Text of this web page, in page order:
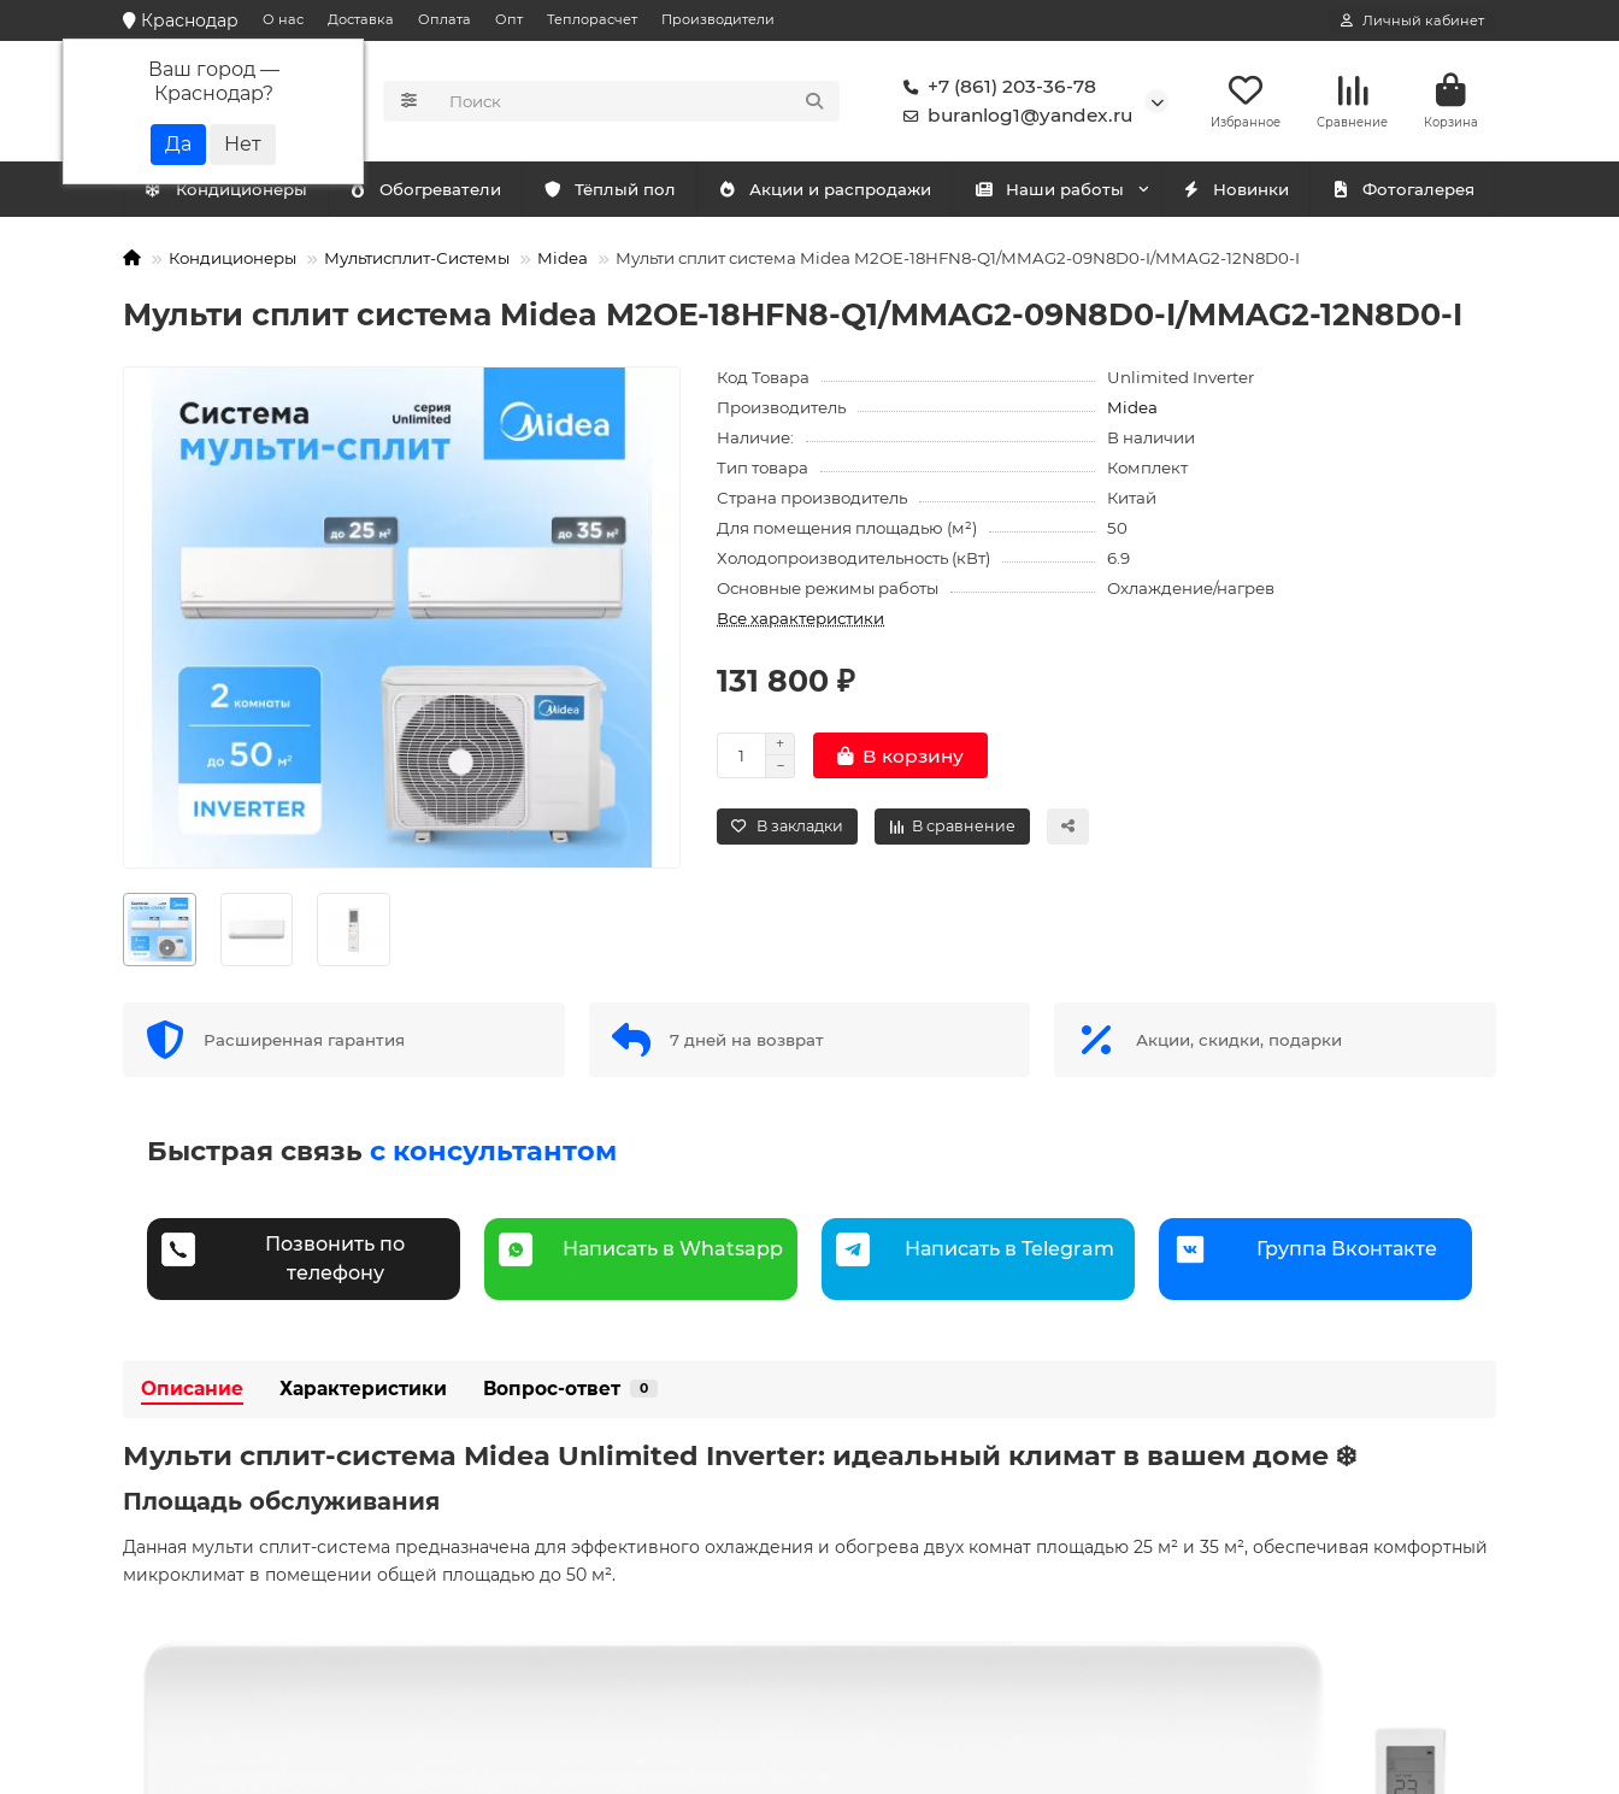
Краснодар
Ваш город —
Краснодар?
О нас Доставка Оплата Опт Теплорасчет Производители Личный кабинет
КАТАЛОГ
+7 (861) 203-36-78
buranlog1@yandex.ru
Избранное Сравнение Корзина
Кондиционеры Обогреватели Тёплый пол Акции и распродажи Наши работы Новинки Фотогалерея
Кондиционеры Мультисплит-Системы Midea Мульти сплит система Midea M2OE-18HFN8-Q1/MMAG2-09N8D0-I/MMAG2-12N8D0-I
Мульти сплит система Midea M2OE-18HFN8-Q1/MMAG2-09N8D0-I/MMAG2-12N8D0-I
Код Товара
Unlimited Inverter
Производитель
Midea
Наличие:
В наличии
Тип товара
Комплект
Страна производитель
Китай
Для помещения площадью (м²)
50
Холодопроизводительность (кВт)
6.9
Основные режимы работы
Охлаждение/нагрев
Все характеристики
131 800 ₽
В корзину
В закладки В сравнение
Расширенная гарантия 7 дней на возврат Акции, скидки, подарки
Быстрая связь с консультантом
Позвонить по
телефону
Написать в Whatsapp Написать в Telegram Группа Вконтакте
Описание Характеристики Вопрос-ответ 0
Мульти сплит-система Midea Unlimited Inverter: идеальный климат в вашем доме ️❄️
Площадь обслуживания
Данная мульти сплит-система предназначена для эффективного охлаждения и обогрева двух комнат площадью 25 м² и 35 м², обеспечивая комфортный
микроклимат в помещении общей площадью до 50 м². ​